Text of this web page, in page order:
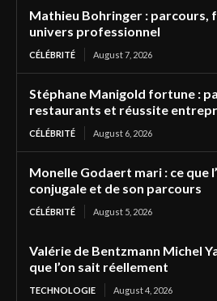
Mathieu Bohringer : parcours,
univers professionnel
CÉLÉBRITÉ August 7, 2026
Stéphane Manigold fortune :
restaurants et réussite
CÉLÉBRITÉ August 6, 2026
Monelle Godaert mari : ce que
conjugale et de son parcours
CÉLÉBRITÉ August 5, 2026
Valérie de Bentzmann Michel
que l’on sait réellement
TECHNOLOGIE August 4, 2026